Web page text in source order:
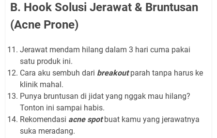
B. Hook Solusi Jerawat & Bruntusan
(Acne Prone)
Jerawat mendam hilang dalam 3 hari cuma pakai
satu produk ini.
Cara aku sembuh dari breakoutparah tanpa harus ke
klinik mahal.
Punya bruntusan di jidat yang nggak mau hilang?
Tonton ini sampai habis.
Rekomendasi acne spotbuat kamu yang jerawatnya
suka meradang.